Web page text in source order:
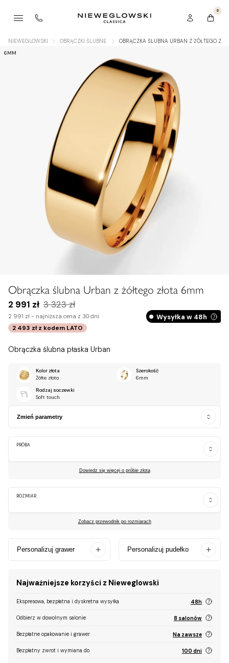
0
NIEWEGLOWSKI OBRĄCZKI ŚLUBNE OBRĄCZKA ŚLUBNA URBAN Z ŻÓŁTEGO
6MM
Zobacz na dłoni
Obrączka ślubna Urban z żółtego złota 6mm
2 991 zł 3 323 zł
2 991 zł - najniższa cena z 30 dni
2 493 zł z kodem LATO
Wysyłka w 48h
Obrączka ślubna płaska Urban
Kolor złota
Żółte złoto
Szerokość
6mm
Rodzaj soczewki
Soft touch
Zmień parametry
PRÓBA
Dowiedz się więcej o próbie złota
ROZMIAR
Zobacz przewodnik po rozmiarach
Personalizuj grawer Personalizuj pudełko
Najważniejsze korzyści z Nieweglowski
Ekspresowa, bezpłatna i dyskretna wysyłka 48h
Odbierz w dowolnym salonie 8 salonów
Bezpłatne opakowanie i grawer Na zawsze
Bezpłatny zwrot i wymiana do 100 dni